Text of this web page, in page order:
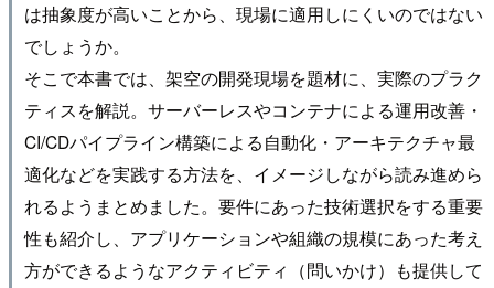
は抽象度が高いことから、現場に適用しにくいのではない
でしょうか。
そこで本書では、架空の開発現場を題材に、実際のプラク
ティスを解説。サーバーレスやコンテナによる運用改善・
CI/CDパイプライン構築による自動化・アーキテクチャ最
適化などを実践する方法を、イメージしながら読み進めら
れるようまとめました。要件にあった技術選択をする重要
性も紹介し、アプリケーションや組織の規模にあった考え
方ができるようなアクティビティ（問いかけ）も提供して